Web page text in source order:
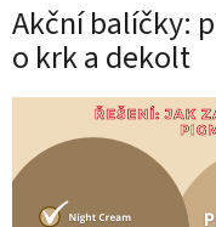
Akční balíčky:
o krk a dekolt